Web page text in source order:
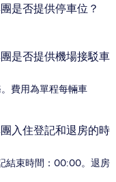
是否提供停車位？
是否提供機場接駁車
費用為單程每輛車
入住登記和退房的時
結束時間：00:00。退房